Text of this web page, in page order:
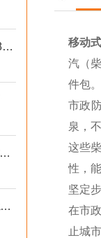
移动式8寸防汛柴油应急抽水泵ECP80ME
移动式6寸双缸防汛柴油机水泵ST60SD产品介绍
自启动8KW柴油发电机ECP9500T-ATS参数介绍
移动
汽（
件包。
市政
泉，
这些
性，
坚定
在市
止城